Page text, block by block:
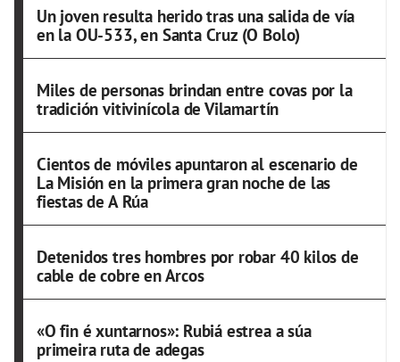
Un joven resulta herido tras una salida de vía
en la OU-533, en Santa Cruz (O Bolo)
Miles de personas brindan entre covas por la
tradición vitivinícola de Vilamartín
Cientos de móviles apuntaron al escenario de
La Misión en la primera gran noche de las
fiestas de A Rúa
Detenidos tres hombres por robar 40 kilos de
cable de cobre en Arcos
«O fin é xuntarnos»: Rubiá estrea a súa
primeira ruta de adegas